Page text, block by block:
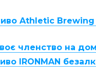
Athletic
членство на
IRONMAN